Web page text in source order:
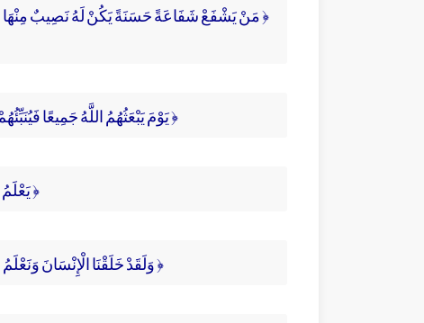
﴿ مَنْ يَشْفَعْ شَفَاعَةً حَسَنَةً يَكُنْ لَهُ نَصِيبٌ
﴿ يَوْمَ يَبْعَثُهُمُ اللَّهُ جَمِيعًا
﴿ يَعْلَمُ
﴿ وَلَقَدْ خَلَقْنَا الْإِنْسَانَ